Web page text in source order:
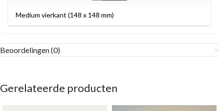
Medium vierkant (148 x 148 mm)
Beoordelingen (0)
Gerelateerde producten